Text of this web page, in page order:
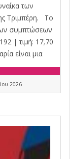
των
Τριμπέρη. Το
συμπτώσεων
| τιμή: 17,70
είναι μια
2026